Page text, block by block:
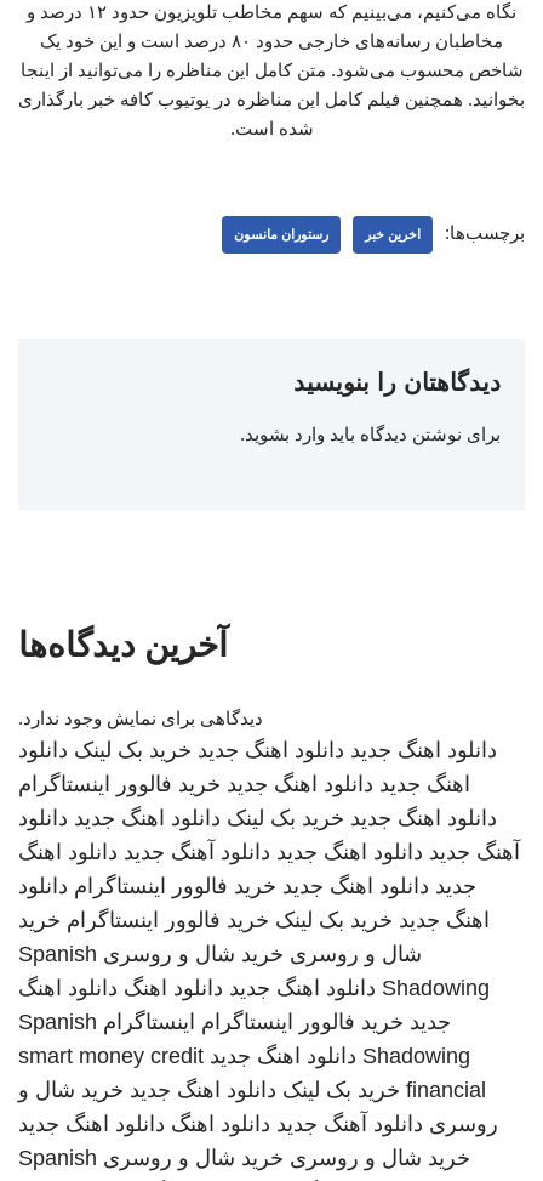
نگاه می‌کنیم، می‌بینیم که سهم مخاطب تلویزیون حدود ۱۲ درصد و
مخاطبان رسانه‌های خارجی حدود ۸۰ درصد است و این خود یک
شاخص محسوب می‌شود. متن کامل این مناظره را می‌توانید از اینجا
بخوانید. همچنین فیلم کامل این مناظره در یوتیوب کافه خبر بارگذاری
شده است.
برچسب‌ها: اخرین خبر رستوران مانسون
دیدگاهتان را بنویسید
برای نوشتن دیدگاه باید وارد بشوید.
آخرین دیدگاه‌ها
دیدگاهی برای نمایش وجود ندارد.
دانلود اهنگ جدید دانلود اهنگ جدید خرید بک لینک دانلود
اهنگ جدید دانلود اهنگ جدید خرید فالوور اینستاگرام
دانلود اهنگ جدید خرید بک لینک دانلود اهنگ جدید دانلود
آهنگ جدید دانلود اهنگ جدید دانلود آهنگ جدید دانلود اهنگ
جدید دانلود اهنگ جدید خرید فالوور اینستاگرام دانلود
اهنگ جدید خرید بک لینک خرید فالوور اینستاگرام خرید
شال و روسری خرید شال و روسری Spanish
Shadowing دانلود اهنگ جدید دانلود اهنگ دانلود اهنگ
جدید خرید فالوور اینستاگرام اینستاگرام Spanish
Shadowing دانلود اهنگ جدید smart money credit
financial خرید بک لینک دانلود اهنگ جدید خرید شال و
روسری دانلود آهنگ جدید دانلود اهنگ دانلود اهنگ جدید
خرید شال و روسری خرید شال و روسری Spanish